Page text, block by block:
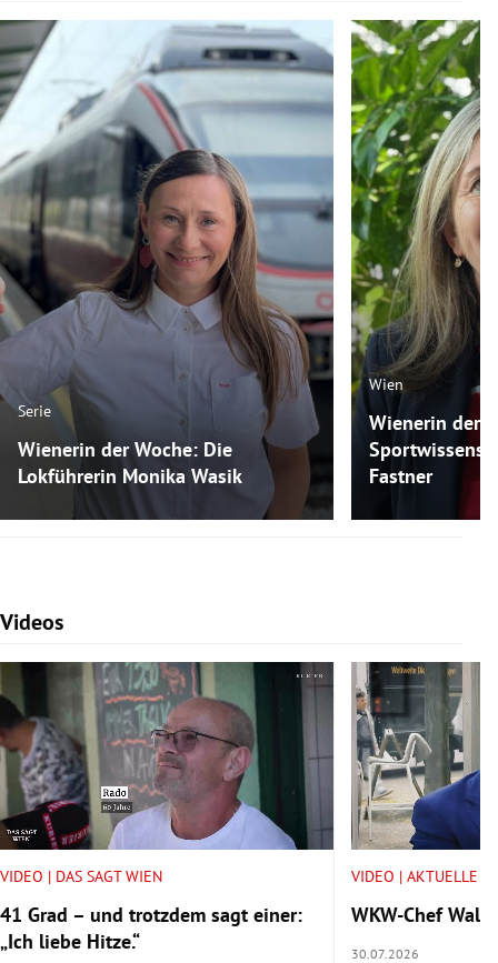
Serie
Wienerin der Woche: Die
Lokführerin Monika Wasik
Wien
Wienerin der
Fastner
Videos
Slide 1 von 7
VIDEO | DAS SAGT WIEN
41 Grad – und trotzdem sagt einer:
„Ich liebe Hitze.“
VIDEO | AKTUELLE
WKW-Chef
30.07.2026